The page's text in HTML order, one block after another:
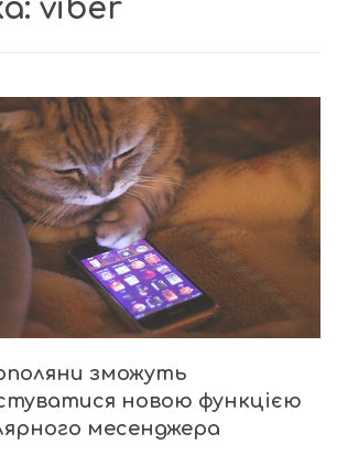
viber
зможуть
новою функцією
месенджера